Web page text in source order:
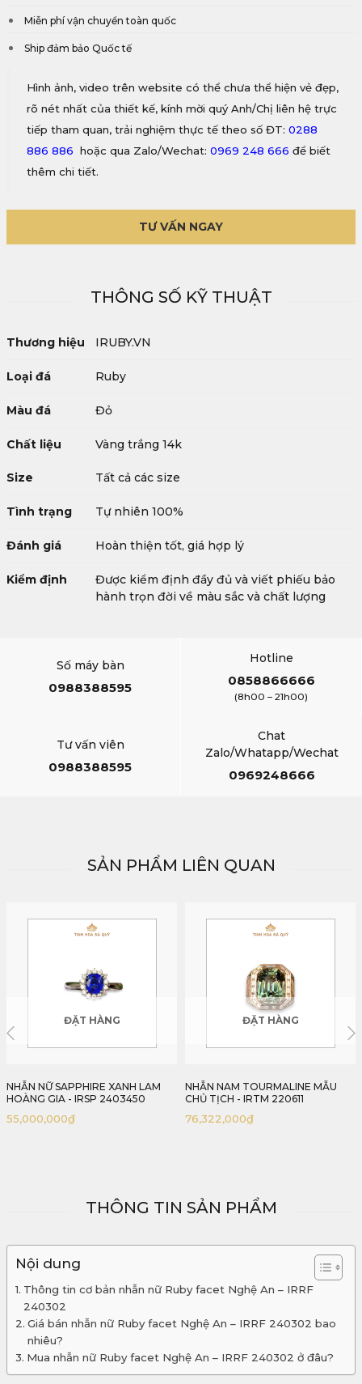
Miễn phí vận chuyển toàn quốc
Ship đảm bảo Quốc tế
Hình ảnh, video trên website có thể chưa thể hiện vẻ đẹp,
rõ nét nhất của thiết kế, kính mời quý Anh/Chị liên hệ trực
tiếp tham quan, trải nghiệm thực tế theo số ĐT: 0288
886 886 hoặc qua Zalo/Wechat: 0969 248 666 để biết
thêm chi tiết.
TƯ VẤN NGAY
THÔNG SỐ KỸ THUẬT
Thương hiệu IRUBY.VN
Loại đá Ruby
Màu đá Đỏ
Chất liệu Vàng trắng 14k
Size Tất cả các size
Tình trạng Tự nhiên 100%
Đánh giá Hoàn thiện tốt, giá hợp lý
Kiểm định
Được kiểm định đầy đủ và viết phiếu bảo
hành trọn đời về màu sắc và chất lượng
Số máy bàn
0988388595
Hotline
0858866666
(8h00 – 21h00)
Tư vấn viên
0988388595
Chat
Zalo/Whatapp/Wechat
0969248666
SẢN PHẨM LIÊN QUAN
ĐẶT HÀNG
NHẪN NAM TOURMALINE MẪU
CHỦ TỊCH - IRTM 220611
76,322,000₫
ĐẶT HÀNG
NHẪN NỮ AQUAMARINE - IRAQ12
2401433
31,289,000₫
THÔNG TIN SẢN PHẨM
Nội dung
Thông tin cơ bản nhẫn nữ Ruby facet Nghệ An – IRRF
240302
Giá bán nhẫn nữ Ruby facet Nghệ An – IRRF 240302 bao
nhiêu?
Mua nhẫn nữ Ruby facet Nghệ An – IRRF 240302 ở đâu?